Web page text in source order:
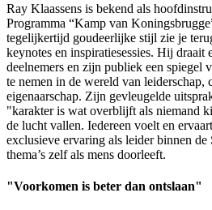
Ray Klaassens is bekend als
Programma “Kamp van
tegelijkertijd goudeerlijke stijl zie je
keynotes en inspiratiesessies. Hij
deelnemers en zijn publiek een spiegel
te nemen in de wereld van leiderschap,
eigenaarschap. Zijn gevleugelde
"karakter is wat overblijft als niemand
de lucht vallen. Iedereen voelt en
exclusieve ervaring als leider binnen de
thema’s zelf als mens doorleeft.
"Voorkomen is beter dan ontslaan"